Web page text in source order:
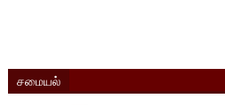
சமையல்